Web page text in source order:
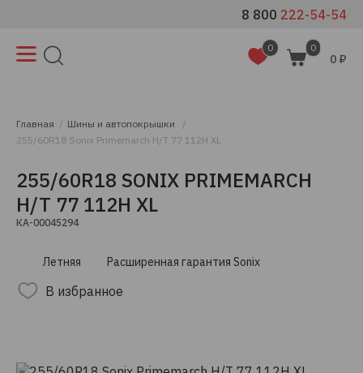
8 800 222-54-54
0 0
0 ₽
Главная
Шины и автопокрышки
255/60R18 Sonix Primemarch H/T 77 112H XL
255/60R18 SONIX PRIMEMARCH
H/T 77 112H XL
КА-00045294
Летняя Расширенная гарантия Sonix
В избранное